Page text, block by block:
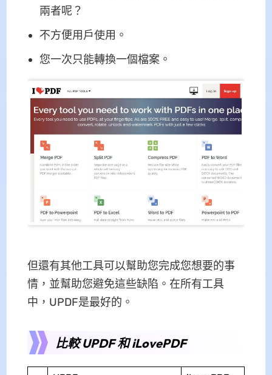
兩者呢？
不方便用戶使用。
您一次只能轉換一個檔案。
但還有其他工具可以幫助您完成您想要的事
情，並幫助您避免這些缺陷。在所有工具
中，UPDF是最好的。
比較 UPDF 和 iLovePDF